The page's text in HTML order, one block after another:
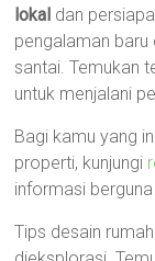
lokal dan
pengalaman baru
santai. Temukan
untuk menjalani
Bagi kamu yang
properti, kunjungi
informasi
Tips desain